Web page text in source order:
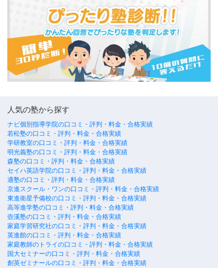
人気の塾から探す
ナビ個別指導学院の口コミ・評判・料金・合格実績
若松塾の口コミ・評判・料金・合格実績
学研教室の口コミ・評判・料金・合格実績
明光義塾の口コミ・評判・料金・合格実績
森塾の口コミ・評判・料金・合格実績
セイハ英語学院の口コミ・評判・料金・合格実績
適塾の口コミ・評判・料金・合格実績
京進スクール・ワンの口コミ・評判・料金・合格実績
東進衛星予備校の口コミ・評判・料金・合格実績
高等進学塾の口コミ・評判・料金・合格実績
壺溪塾の口コミ・評判・料金・合格実績
家庭学習研究社の口コミ・評判・料金・合格実績
英進館の口コミ・評判・料金・合格実績
家庭教師のトライの口コミ・評判・料金・合格実績
国大セミナーの口コミ・評判・料金・合格実績
創英ゼミナールの口コミ・評判・料金・合格実績